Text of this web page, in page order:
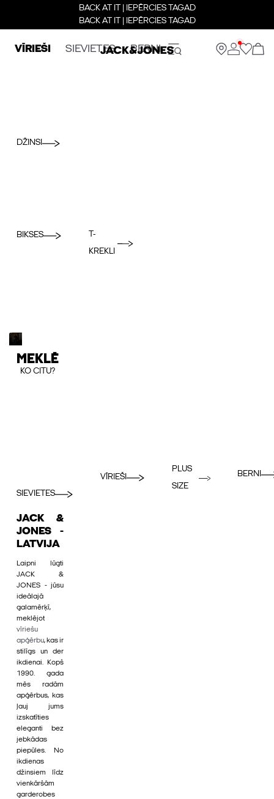
BACK AT IT | IEPĒRCIES TAGAD
BACK AT IT | IEPĒRCIES TAGAD
VĪRIEŠI SIEVIETES BERNI
DŽINSI
BIKSES
T-
KREKLI
MEKLĒ
KO CITU?
SIEVIETES
VĪRIEŠI
PLUS
SIZE
BERNI
JACK &
JONES -
LATVIJA
Laipni lūgti
JACK &
JONES - jūsu
ideālajā
galamērķī,
meklējot
vīriešu
apģērbu, kas ir
stilīgs un der
ikdienai. Kopš
1990. gada
mēs radām
apģērbus, kas
ļauj jums
izskatīties
eleganti bez
jebkādas
piepūles. No
ikdienas
džinsiem līdz
vienkāršām
garderobes